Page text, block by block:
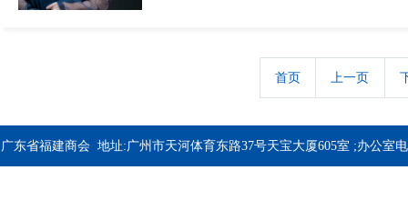
首页 上一页
广东省福建商会 地址:广州市天河体育东路37号天宝大厦605室 ;办公室电